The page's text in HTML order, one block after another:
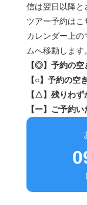
信は翌日以降と
ツアー予約はこ
カレンダー上
ムへ移動します。
【◎】予約の
【○】予約の空
【△】残りわず
【ー】ご予約い